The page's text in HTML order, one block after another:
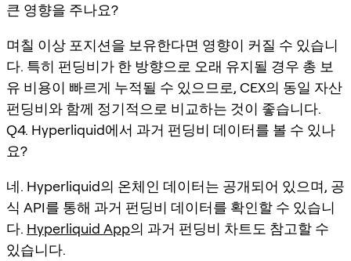
큰 영향을 주나요?
며칠 이상 포지션을 보유한다면 영향이 커질 수 있습니
다. 특히 펀딩비가 한 방향으로 오래 유지될 경우 총 보
유 비용이 빠르게 누적될 수 있으므로, CEX의 동일 자산
펀딩비와 함께 정기적으로 비교하는 것이 좋습니다.
Q4. Hyperliquid에서 과거 펀딩비 데이터를 볼 수 있나
요?
네. Hyperliquid의 온체인 데이터는 공개되어 있으며, 공
식 API를 통해 과거 펀딩비 데이터를 확인할 수 있습니
다. Hyperliquid App의 과거 펀딩비 차트도 참고할 수
있습니다.